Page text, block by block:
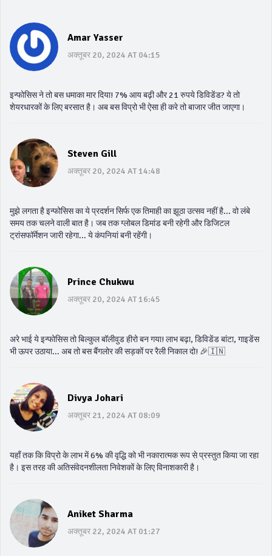
Amar Yasser
अक्तूबर 20, 2024 AT 04:15
इन्फोसिस ने तो बस धमाका मार दिया! 7% आय बढ़ी और 21 रुपये डिविडेंड? ये तो
शेयरधारकों के लिए बरसात है। अब बस विप्रो भी ऐसा ही करे तो बाजार जीत जाएगा।
Steven Gill
अक्तूबर 20, 2024 AT 14:48
मुझे लगता है इन्फोसिस का ये प्रदर्शन सिर्फ एक तिमाही का झूठा उत्सव नहीं है... वो लंबे
समय तक चलने वाली बात है। जब तक ग्लोबल डिमांड बनी रहेगी और डिजिटल
ट्रांसफॉर्मेशन जारी रहेगा... ये कंपनियां बनी रहेंगी।
Prince Chukwu
अक्तूबर 20, 2024 AT 16:45
अरे भाई ये इन्फोसिस तो बिल्कुल बॉलीवुड हीरो बन गया! लाभ बढ़ा, डिविडेंड बांटा, गाइडेंस
भी ऊपर उठाया... अब तो बस बैंगलोर की सड़कों पर रैली निकाल दो! 🎉🇮🇳
Divya Johari
अक्तूबर 21, 2024 AT 08:09
यहाँ तक कि विप्रो के लाभ में 6% की वृद्धि को भी नकारात्मक रूप से प्रस्तुत किया जा रहा
है। इस तरह की अतिसंवेदनशीलता निवेशकों के लिए विनाशकारी है।
Aniket Sharma
अक्तूबर 22, 2024 AT 01:27